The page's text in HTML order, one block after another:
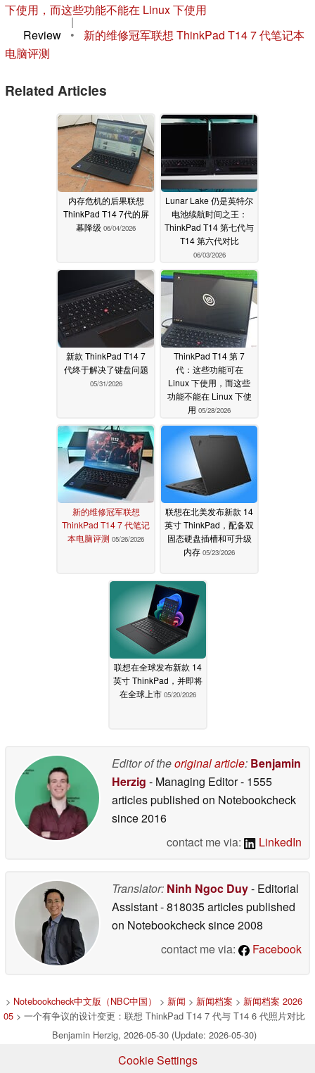
下使用，而这些功能不能在 Linux 下使用
|
Review
•
新的维修冠军联想 ThinkPad T14 7 代笔记本
电脑评测
Related Articles
内存危机的后果联想
ThinkPad T14 7代的屏
幕降级 06/04/2026
Lunar Lake 仍是英特尔
电池续航时间之王：
ThinkPad T14 第七代与
T14 第六代对比
06/03/2026
新款 ThinkPad T14 7
代终于解决了键盘问题
05/31/2026
ThinkPad T14 第 7
代：这些功能可在
Linux 下使用，而这些
功能不能在 Linux 下使
用 05/28/2026
新的维修冠军联想
ThinkPad T14 7 代笔记
本电脑评测 05/26/2026
联想在北美发布新款 14
英寸 ThinkPad，配备双
固态硬盘插槽和可升级
内存 05/23/2026
联想在全球发布新款 14
英寸 ThinkPad，并即将
在全球上市 05/20/2026
Editor of theoriginal article: Benjamin
Herzig - Managing Editor- 1555
articles published on Notebookcheck
since 2016
contact me via:
LinkedIn
Translator: Ninh Ngoc Duy- Editorial
Assistant- 818035 articles published
on Notebookchecksince 2008
contact me via:
Facebook
> Notebookcheck中文版（NBC中国） > 新闻 > 新闻档案 > 新闻档案 2026
05> 一个有争议的设计变更：联想 ThinkPad T14 7 代与 T14 6 代照片对比
Benjamin Herzig, 2026-05-30 (Update: 2026-05-30)
Cookie Settings